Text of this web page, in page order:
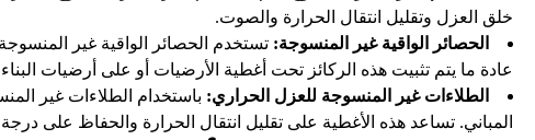
خلق العزل وتقليل انتقال الحرارة والصوت.
الحصائر الواقية غير المنسوجة: تستخدم الحصائر الواقية غير
عادة ما يتم تثبيت هذه الركائز تحت أغطية الأرضيات أو على أرضيات
الطلاءات غير المنسوجة للعزل الحراري: باستخدام الطلاءات غير
المباني. تساعد هذه الأغطية على تقليل انتقال الحرارة والحفاظ على